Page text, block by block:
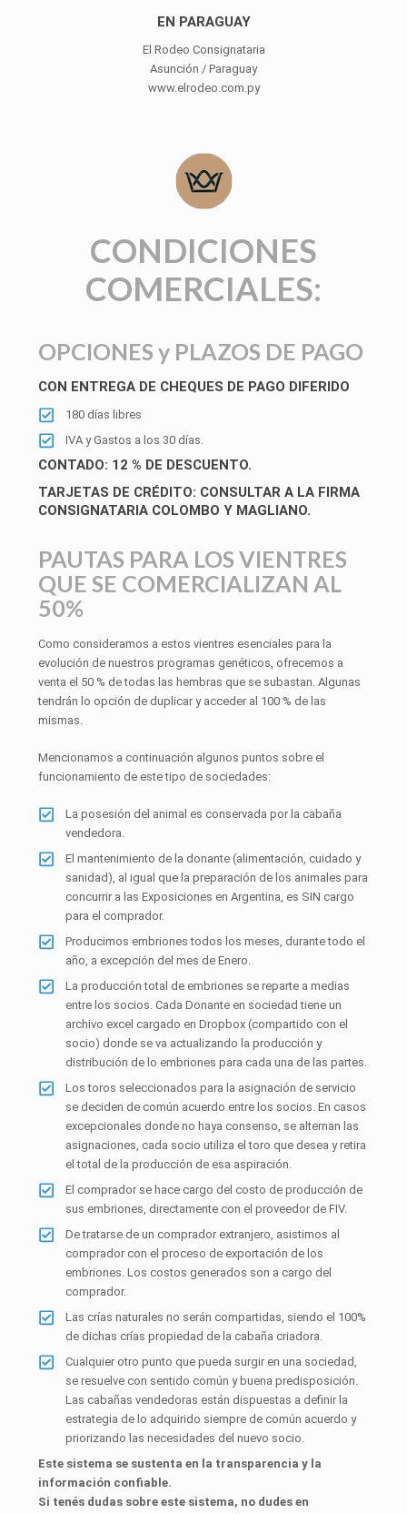
EN PARAGUAY
El Rodeo Consignataria
Asunción / Paraguay
www.elrodeo.com.py
CONDICIONES
COMERCIALES:
OPCIONES y PLAZOS DE PAGO
CON ENTREGA DE CHEQUES DE PAGO DIFERIDO
180 días libres
IVA y Gastos a los 30 días.
CONTADO: 12 % DE DESCUENTO.
TARJETAS DE CRÉDITO: CONSULTAR A LA FIRMA
CONSIGNATARIA COLOMBO Y MAGLIANO.
PAUTAS PARA LOS VIENTRES
QUE SE COMERCIALIZAN AL
50%
Como consideramos a estos vientres esenciales para la
evolución de nuestros programas genéticos, ofrecemos a
venta el 50 % de todas las hembras que se subastan. Algunas
tendrán lo opción de duplicar y acceder al 100 % de las
mismas.
Mencionamos a continuación algunos puntos sobre el
funcionamiento de este tipo de sociedades:
La posesión del animal es conservada por la cabaña
vendedora.
El mantenimiento de la donante (alimentación, cuidado y
sanidad), al igual que la preparación de los animales para
concurrir a las Exposiciones en Argentina, es SIN cargo
para el comprador.
Producimos embriones todos los meses, durante todo el
año, a excepción del mes de Enero.
La producción total de embriones se reparte a medias
entre los socios. Cada Donante en sociedad tiene un
archivo excel cargado en Dropbox (compartido con el
socio) donde se va actualizando la producción y
distribución de lo embriones para cada una de las partes.
Los toros seleccionados para la asignación de servicio
se deciden de común acuerdo entre los socios. En casos
excepcionales donde no haya consenso, se alternan las
asignaciones, cada socio utiliza el toro que desea y retira
el total de la producción de esa aspiración.
El comprador se hace cargo del costo de producción de
sus embriones, directamente con el proveedor de FIV.
De tratarse de un comprador extranjero, asistimos al
comprador con el proceso de exportación de los
embriones. Los costos generados son a cargo del
comprador.
Las crías naturales no serán compartidas, siendo el 100%
de dichas crías propiedad de la cabaña criadora.
Cualquier otro punto que pueda surgir en una sociedad,
se resuelve con sentido común y buena predisposición.
Las cabañas vendedoras están dispuestas a definir la
estrategia de lo adquirido siempre de común acuerdo y
priorizando las necesidades del nuevo socio.
Este sistema se sustenta en la transparencia y la
información confiable.
Si tenés dudas sobre este sistema, no dudes en